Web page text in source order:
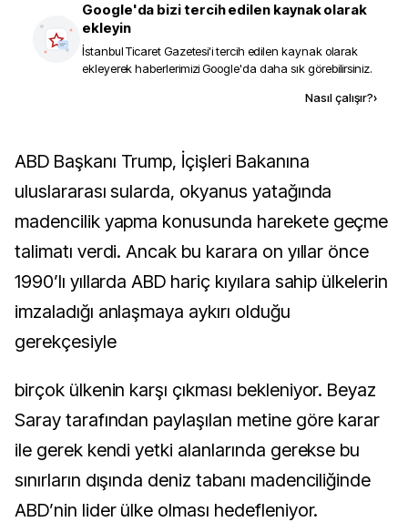
Google'da bizi tercih edilen kaynak olarak
ekleyin
İstanbul Ticaret Gazetesi'i tercih edilen kaynak olarak
ekleyerek haberlerimizi Google'da daha sık görebilirsiniz.
Nasıl çalışır?›
ABD Başkanı Trump, İçişleri Bakanına
uluslararası sularda, okyanus yatağında
madencilik yapma konusunda harekete geçme
talimatı verdi. Ancak bu karara on yıllar önce
1990’lı yıllarda ABD hariç kıyılara sahip ülkelerin
imzaladığı anlaşmaya aykırı olduğu
gerekçesiyle
birçok ülkenin karşı çıkması bekleniyor. Beyaz
Saray tarafından paylaşılan metine göre karar
ile gerek kendi yetki alanlarında gerekse bu
sınırların dışında deniz tabanı madenciliğinde
ABD’nin lider ülke olması hedefleniyor.